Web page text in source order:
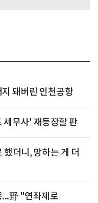
돼버린 인천공항
세무사' 재등장할 판
더니, 망하는 게 더
...野 "연좌제로